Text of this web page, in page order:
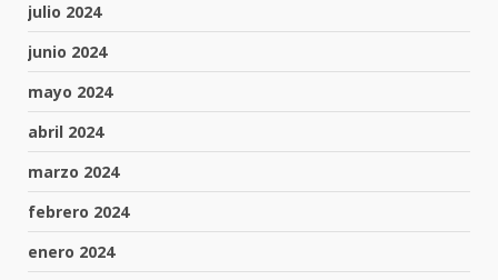
julio 2024
junio 2024
mayo 2024
abril 2024
marzo 2024
febrero 2024
enero 2024